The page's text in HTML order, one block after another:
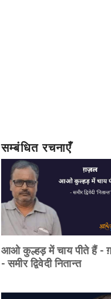
सम्बंधित रचनाएँ
आओ कुल्हड़ में चाय पीते हैं -
- समीर द्विवेदी नितान्त